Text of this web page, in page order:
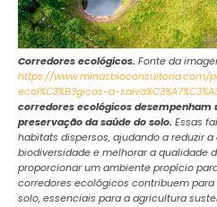
Corredores ecológicos. Fonte da
https://www.minasbioconsultoria.com/
ecol%C3%B3gicos-a-
corredores ecológicos desempenham
preservação da saúde do solo. Essas
habitats dispersos, ajudando a reduzir
biodiversidade e melhorar a qualidade
proporcionar um ambiente propício
corredores ecológicos contribuem
solo, essenciais para a agricultura